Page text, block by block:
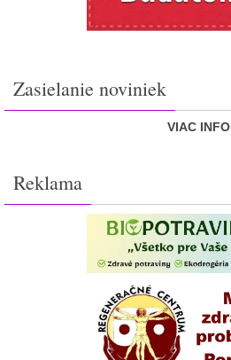
Zasielanie noviniek
VIAC INFO
Reklama